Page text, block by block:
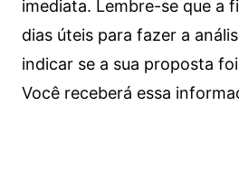
imediata. Lembre-se que a
dias úteis para fazer a
indicar se a sua proposta
Você receberá essa